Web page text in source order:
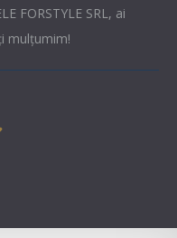
FORSTYLE SRL, ai
mulțumim!